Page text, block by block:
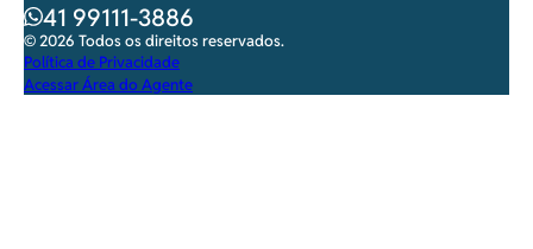
41 99111-3886
© 2026 Todos os direitos reservados.
Política de Privacidade
Acessar Área do Agente